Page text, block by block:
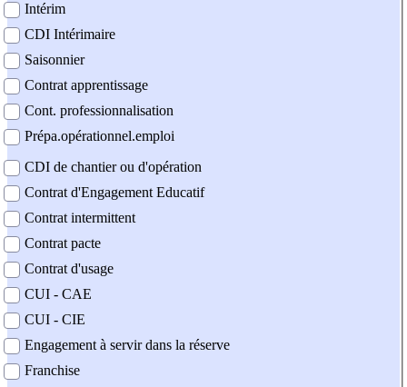
Intérim
CDI Intérimaire
Saisonnier
Contrat apprentissage
Cont. professionnalisation
Prépa.opérationnel.emploi
CDI de chantier ou d'opération
Contrat d'Engagement Educatif
Contrat intermittent
Contrat pacte
Contrat d'usage
CUI - CAE
CUI - CIE
Engagement à servir dans la réserve
Franchise